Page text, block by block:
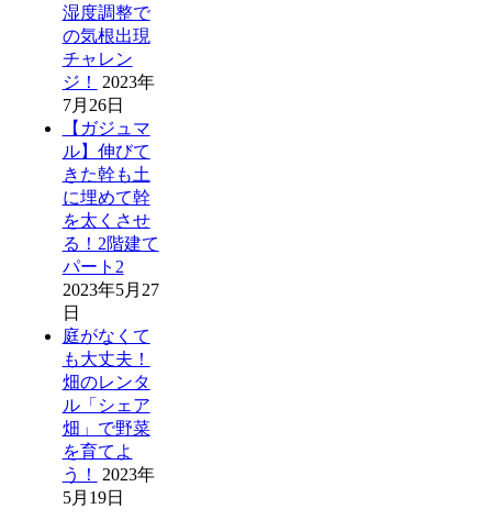
湿度調整で
の気根出現
チャレン
ジ！
2023年
7月26日
【ガジュマ
ル】伸びて
きた幹も土
に埋めて幹
を太くさせ
る！2階建て
パート2
2023年5月27
日
庭がなくて
も大丈夫！
畑のレンタ
ル「シェア
畑」で野菜
を育てよ
う！
2023年
5月19日